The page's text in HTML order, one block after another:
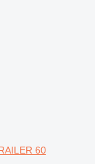
60